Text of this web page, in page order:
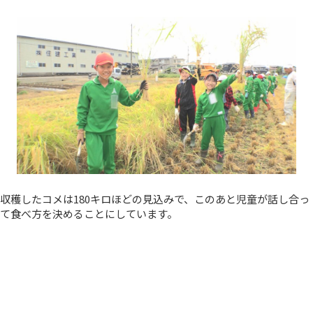
収穫したコメは180キロほどの見込みで、このあと児童が話し合っ
て食べ方を決めることにしています。